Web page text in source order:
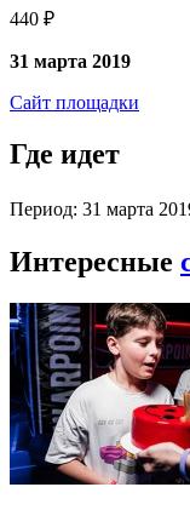
440 ₽
31 марта 2019
Сайт площадки
Где идет
Период: 31 марта
Интересные